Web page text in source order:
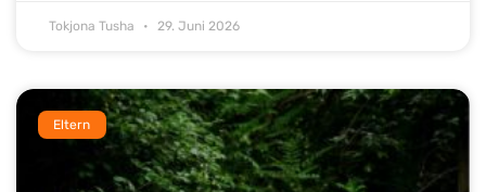
Tokjona Tusha 29. Juni 2026
Eltern